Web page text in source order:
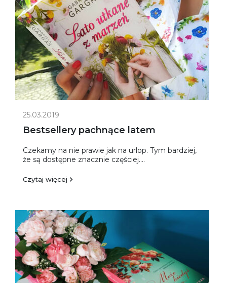
25.03.2019
Bestsellery pachnące latem
Czekamy na nie prawie jak na urlop. Tym bardziej,
że są dostępne znacznie częściej....
Czytaj więcej